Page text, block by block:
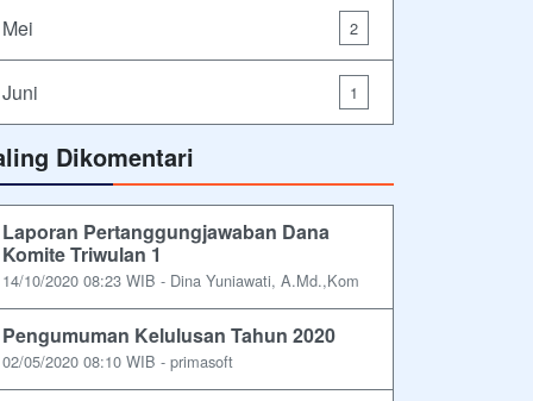
Mei 2
Juni 1
Dikomentari
Laporan Pertanggungjawaban Dana
Komite Triwulan 1
14/10/2020 08:23 WIB - Dina Yuniawati, A.Md.,Kom
Pengumuman Kelulusan Tahun 2020
02/05/2020 08:10 WIB - primasoft